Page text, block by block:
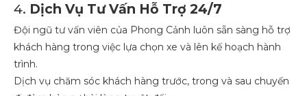
4. Dịch Vụ Tư Vấn Hỗ Trợ 24/7
Đội ngũ tư vấn viên của Phong Cảnh luôn sẵn sàng hỗ trợ
khách hàng trong việc lựa chọn xe và lên kế hoạch hành
trình.
Dịch vụ chăm sóc khách hàng trước, trong và sau chuyến